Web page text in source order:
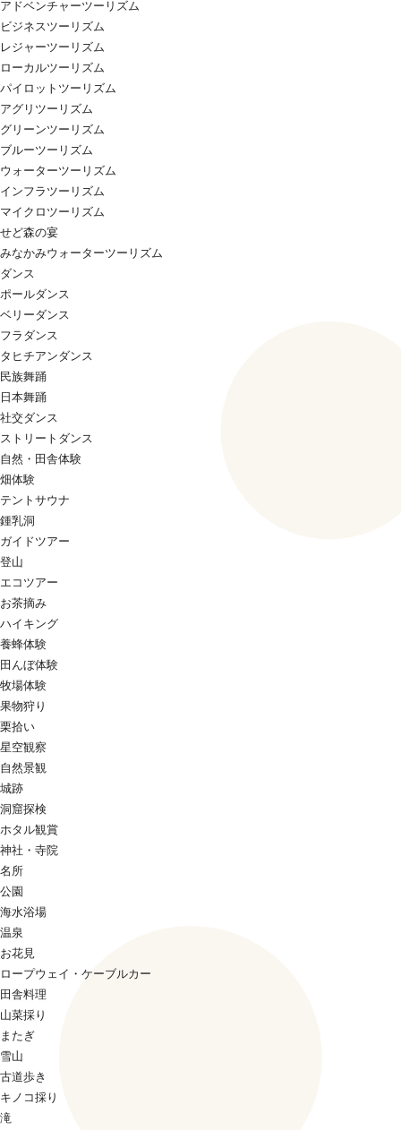
アドベンチャーツーリズム
ビジネスツーリズム
レジャーツーリズム
ローカルツーリズム
パイロットツーリズム
アグリツーリズム
グリーンツーリズム
ブルーツーリズム
ウォーターツーリズム
インフラツーリズム
マイクロツーリズム
せど森の宴
みなかみウォーターツーリズム
ダンス
ポールダンス
ベリーダンス
フラダンス
タヒチアンダンス
民族舞踊
日本舞踊
社交ダンス
ストリートダンス
自然・田舎体験
畑体験
テントサウナ
鍾乳洞
ガイドツアー
登山
エコツアー
お茶摘み
ハイキング
養蜂体験
田んぼ体験
牧場体験
果物狩り
栗拾い
星空観察
自然景観
城跡
洞窟探検
ホタル観賞
神社・寺院
名所
公園
海水浴場
温泉
お花見
ロープウェイ・ケーブルカー
田舎料理
山菜採り
またぎ
雪山
古道歩き
キノコ採り
滝